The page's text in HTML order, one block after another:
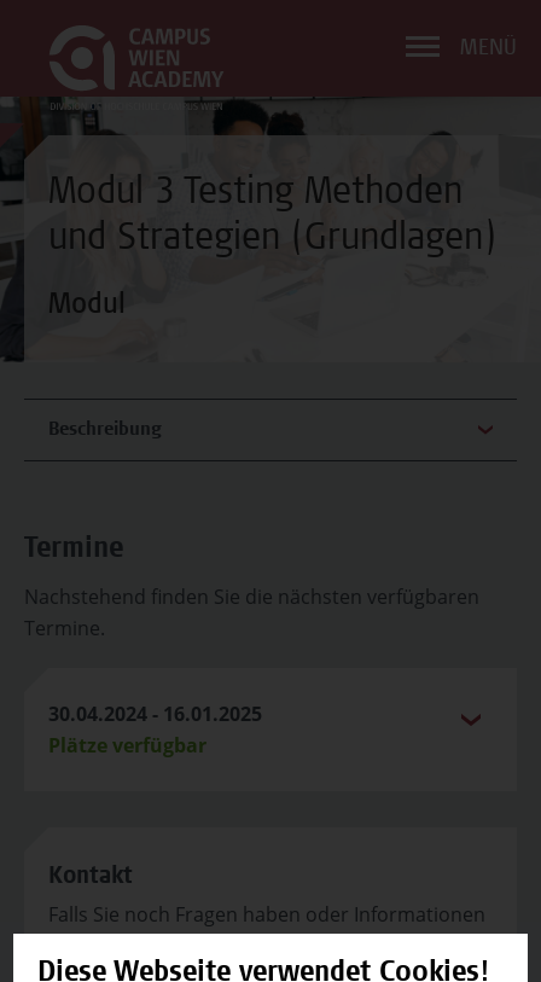
MENÜ
Modul 3 Testing Methoden
und Strategien (Grundlagen)
Modul
Beschreibung
Termine
Nachstehend finden Sie die nächsten verfügbaren
Termine.
30.04.2024 - 16.01.2025
Plätze verfügbar
Kontakt
Falls Sie noch Fragen haben oder Informationen
Diese Webseite verwendet Cookies!